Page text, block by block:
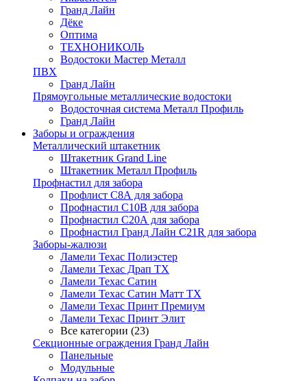
Гранд Лайн
Дёке
Оптима
ТЕХНОНИКОЛЬ
Водостоки Мастер Металл
ПВХ
Гранд Лайн
Прямоугольные металлические водостоки
Водосточная система Металл Профиль
Гранд Лайн
Заборы и ограждения
Металлический штакетник
Штакетник Grand Line
Штакетник Металл Профиль
Профнастил для забора
Профлист С8А для забора
Профнастил С10В для забора
Профнастил С20А для забора
Профнастил Гранд Лайн С21R для забора
Заборы-жалюзи
Ламели Техас Полиэстер
Ламели Техас Драп ТХ
Ламели Техас Сатин
Ламели Техас Сатин Матт ТХ
Ламели Техас Принт Премиум
Ламели Техас Принт Элит
Все категории (23)
Секционные ограждения Гранд Лайн
Панельные
Модульные